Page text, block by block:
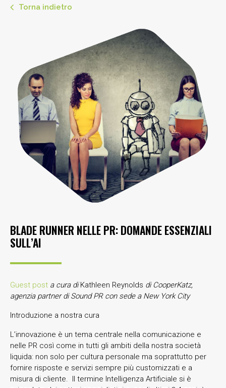
Torna indietro
BLADE RUNNER NELLE PR: DOMANDE ESSENZIALI
SULL’AI
Guest post a cura diKathleen Reynolds di CooperKatz,
agenzia partner di Sound PR con sede a New York City
Introduzione a nostra cura
L’innovazione è un tema centrale nella comunicazione e
nelle PR così come in tutti gli ambiti della nostra società
liquida: non solo per cultura personale ma soprattutto per
fornire risposte e servizi sempre più customizzati e a
misura di cliente. Il termine Intelligenza Artificiale si è